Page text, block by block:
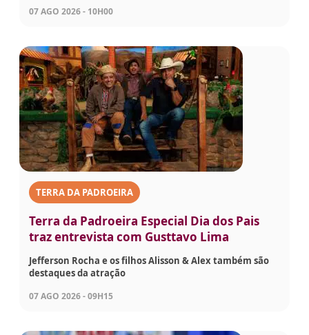
07 AGO 2026 - 10H00
TERRA DA PADROEIRA
Terra da Padroeira Especial Dia dos Pais
traz entrevista com Gusttavo Lima
Jefferson Rocha e os filhos Alisson & Alex também são
destaques da atração
07 AGO 2026 - 09H15